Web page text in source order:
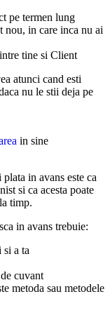
pe termen lung
nou, in care inca nu ai
tine si Client
atunci cand esti
nu le stii deja pe
in sine
in avans este ca
si ca acesta poate
timp.
in avans trebuie:
si a ta
cuvant
metoda sau metodele